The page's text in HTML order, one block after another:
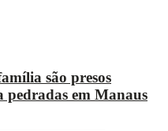
são presos
pedradas em Manaus